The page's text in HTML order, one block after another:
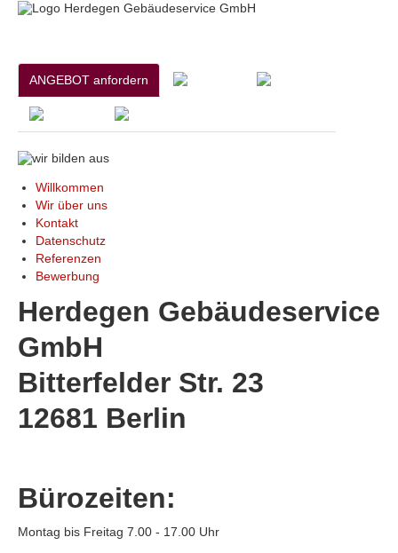
ANGEBOT anfordern
Willkommen
Wir über uns
Kontakt
Datenschutz
Referenzen
Bewerbung
Herdegen Gebäudeservice
GmbH
Bitterfelder Str. 23
12681 Berlin
Bürozeiten:
Montag bis Freitag 7.00 - 17.00 Uhr